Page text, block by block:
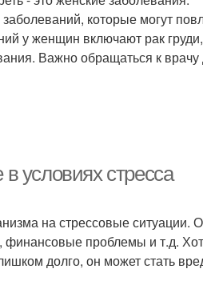
которые могут
у женщин включают рак
Важно обращаться к
условиях стресса
на стрессовые
финансовые проблемы и т.д.
долго, он может стать